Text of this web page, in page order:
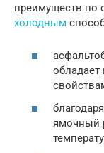
преимуществ по
холодным
ямочный